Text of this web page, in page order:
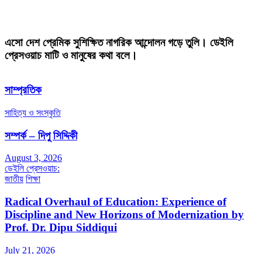
এসো দেশ প্রেমিক সুশিক্ষিত নাগরিক আন্দোলন গড়ে তুলি। ডেইলি
প্রেসওয়াচ মাটি ও মানুষের কথা বলে।
সাম্প্রতিক
সাহিত্য ও সংস্কৃতি
সম্পর্ক – দিপু সিদ্দিকী
August 3, 2026
ডেইলি প্রেসওয়াচ:
জাতীয় শিক্ষা
Radical Overhaul of Education: Experience of
Discipline and New Horizons of Modernization by
Prof. Dr. Dipu Siddiqui
July 21, 2026